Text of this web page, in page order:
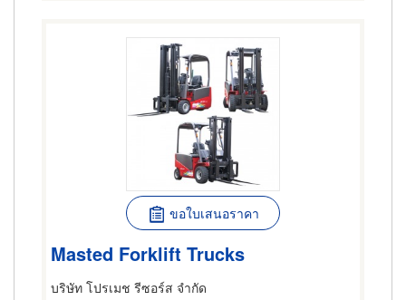
ขอใบเสนอราคา
Masted Forklift Trucks
บริษัท โปรเมช รีซอร์ส จำกัด